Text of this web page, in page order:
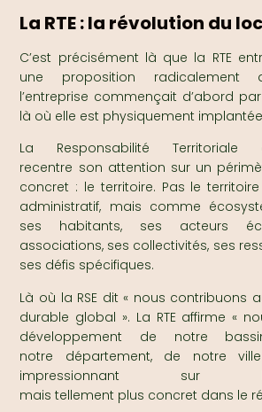
La RTE : la révolution du
C’est précisément là que la RTE
une proposition radicalement
l’entreprise commençait d’abord
là où elle est physiquement
La Responsabilité Territoriale
recentre son attention sur un
concret : le territoire. Pas le
administratif, mais comme
ses habitants, ses acteurs
associations, ses collectivités, ses
ses défis spécifiques.
Là où la RSE dit « nous contribuons
durable global ». La RTE affirme «
développement de notre
notre département, de notre
impressionnant sur
mais tellement plus concret dans le